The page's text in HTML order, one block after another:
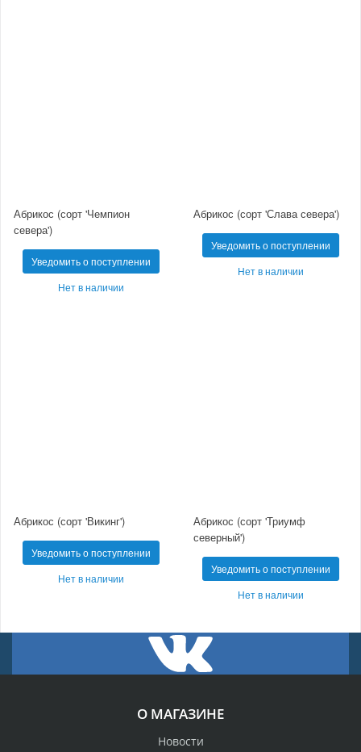
Абрикос (сорт 'Чемпион
севера')
Уведомить о поступлении
Нет в наличии
Абрикос (сорт 'Слава севера')
Уведомить о поступлении
Нет в наличии
Абрикос (сорт 'Викинг')
Уведомить о поступлении
Нет в наличии
Абрикос (сорт 'Триумф
северный')
Уведомить о поступлении
Нет в наличии
О МАГАЗИНЕ
Новости